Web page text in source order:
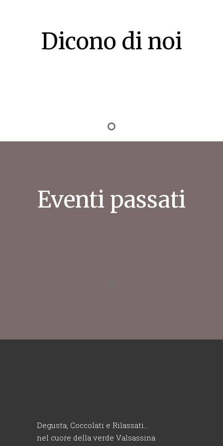
Dicono di noi
Eventi passati
Degusta, Coccolati e Rilassati…
nel cuore della verde Valsassina